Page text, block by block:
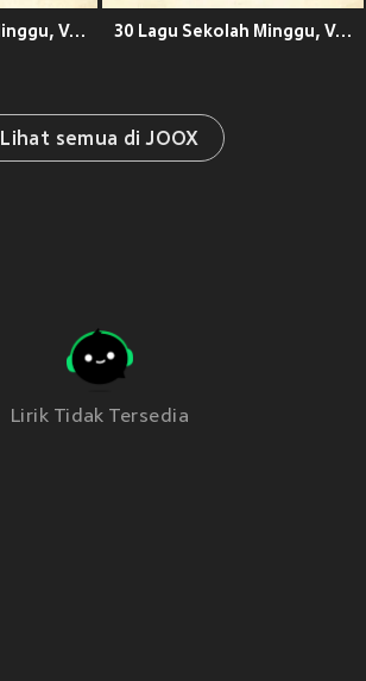
30 Lagu Sekolah Minggu, Vol. 2 30 Lagu Sekolah Minggu, Vol. 1
Lihat semua di JOOX
Lirik Tidak Tersedia